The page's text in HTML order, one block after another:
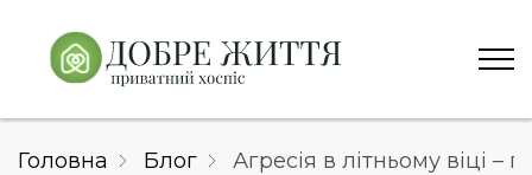
Головна Блог Агресія в літньому віці –